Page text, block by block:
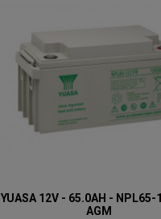
YUASA 12V - 65.0AH - NPL65-
AGM